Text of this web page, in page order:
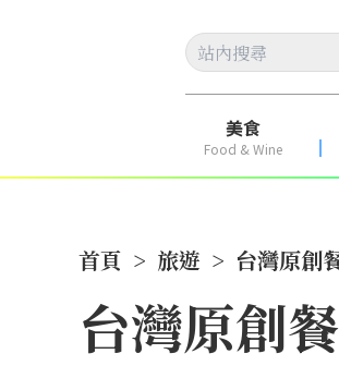
美食
Food & Wine
首頁 > 旅遊 > 台灣原創
台灣原創